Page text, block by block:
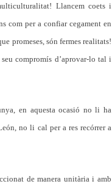
Llancem coets i
com per a confiar cegament en
promeses, són fermes realitats!
compromís d’aprovar-lo tal i
en aquesta ocasió no li ha
no li cal per a res recórrer a
de manera unitària i amb